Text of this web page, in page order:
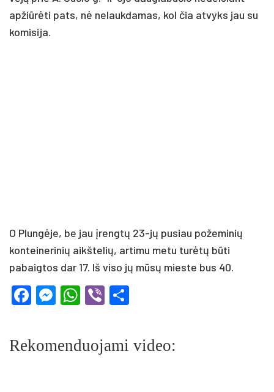
apžiūrėti pats, nė nelaukdamas, kol čia atvyks jau su
komisija.
O Plungėje, be jau įrengtų 23-jų pusiau požeminių
konteinerinių aikštelių, artimu metu turėtų būti
pabaigtos dar 17. Iš viso jų mūsų mieste bus 40.
Facebook
Messenger
WhatsApp
Viber
Rekomenduojami video: